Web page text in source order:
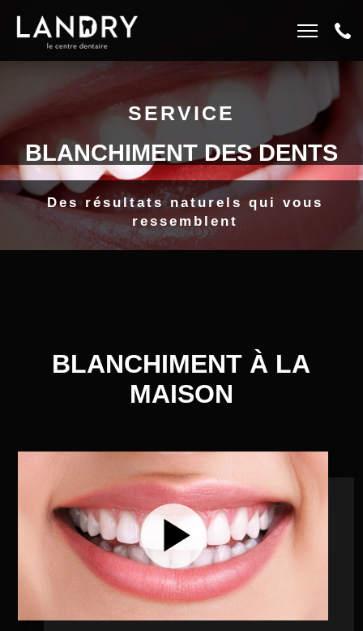
EMPLOIS ET CARRIÈRES
SERVICE
BLANCHIMENT DES DENTS
Des résultats naturels qui vous
ressemblent
BLANCHIMENT À LA
MAISON